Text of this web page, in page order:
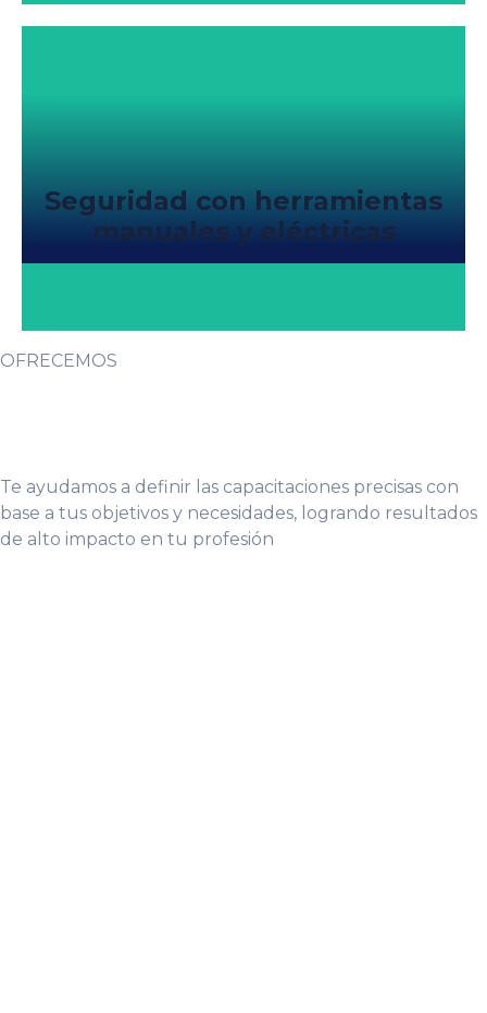
Seguridad con herramientas
manuales y eléctricas
OFRECEMOS
Te ayudamos a definir las capacitaciones precisas con
base a tus objetivos y necesidades, logrando resultados
de alto impacto en tu profesión